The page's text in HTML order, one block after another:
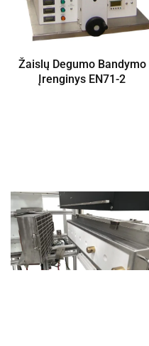
Žaislų Degumo Bandymo
Įrenginys EN71-2